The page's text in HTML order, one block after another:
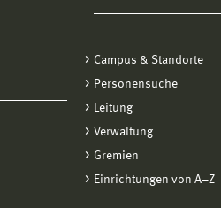
Campus & Standorte
Personensuche
Leitung
Verwaltung
Gremien
Einrichtungen von A−Z